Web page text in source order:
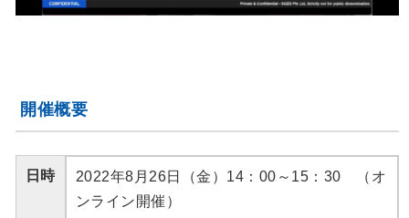
開催概要
日時
2022年8月26日（金）14：00～15：30 （オ
ンライン開催）